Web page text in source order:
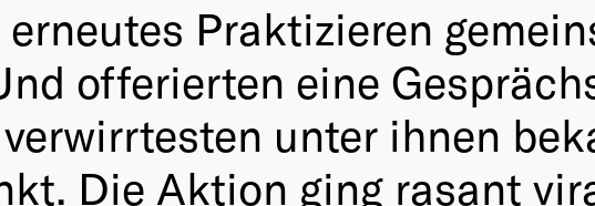
Praktizieren
offerierten eine
unter ihnen
Die Aktion ging rasant